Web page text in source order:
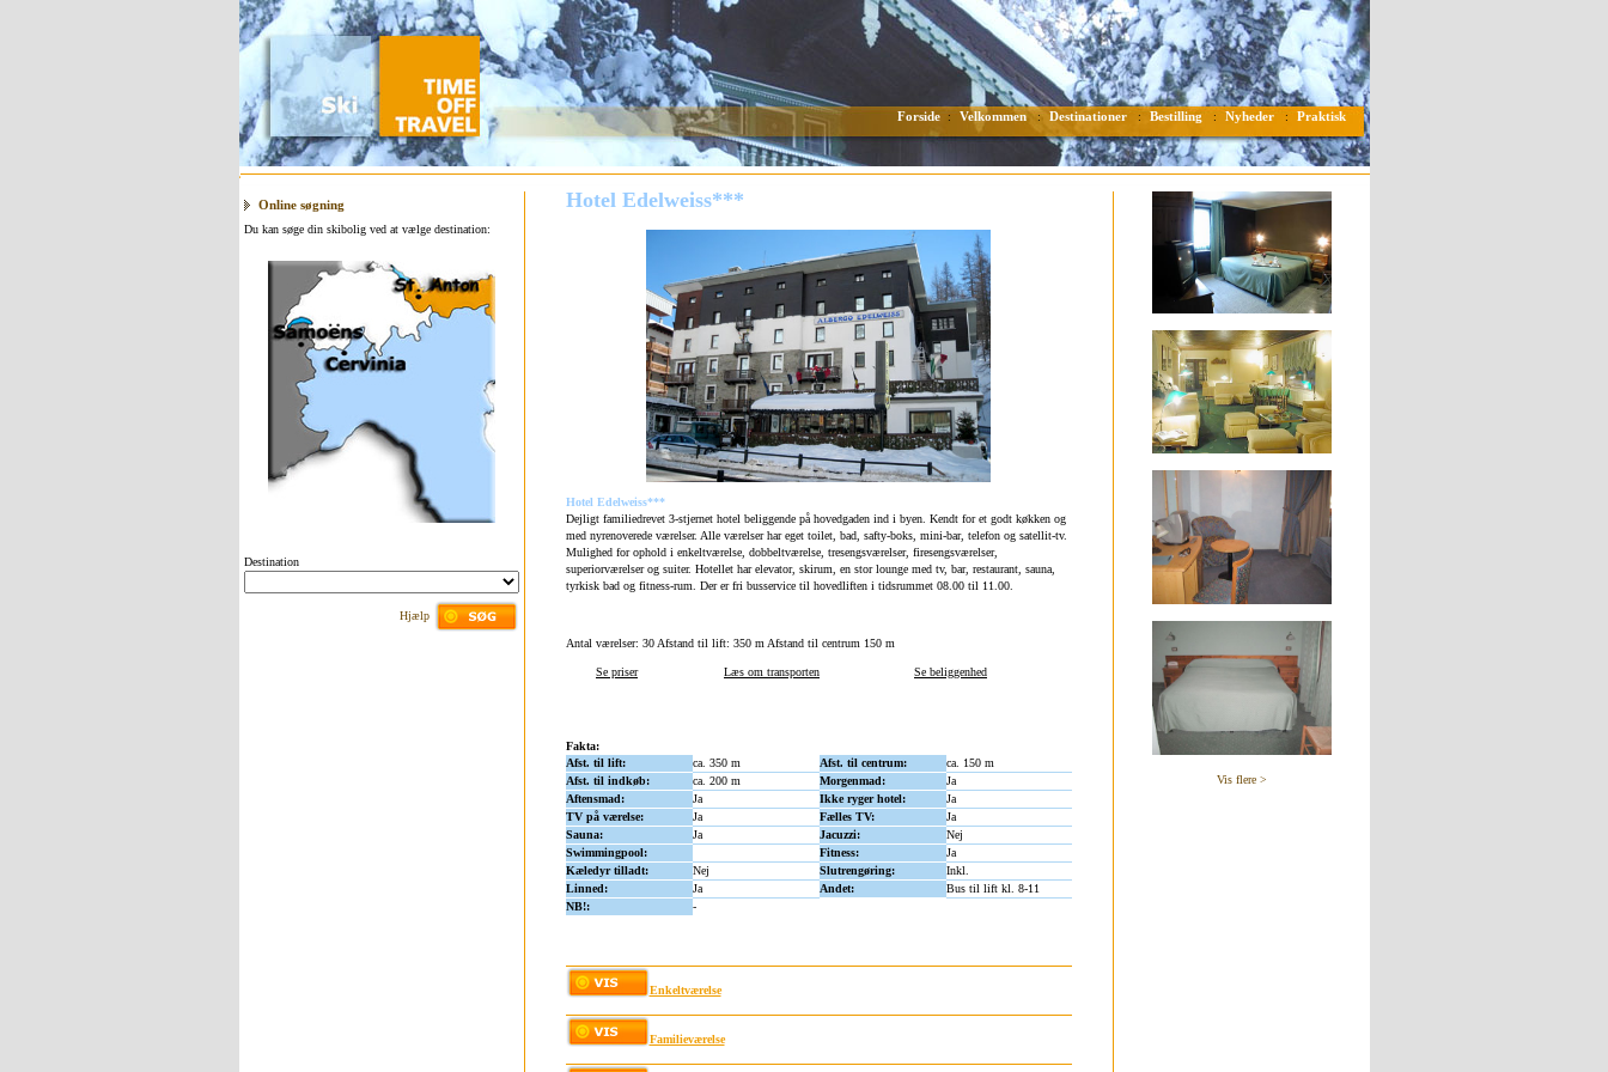
Forside: Velkommen: Destinationer: Bestilling : Nyheder: Praktisk
Online søgning
Du kan søge din skibolig ved at vælge destination:
Destination
Hjælp
Hotel Edelweiss***
Hotel Edelweiss***
Dejligt familiedrevet 3-stjernet hotel beliggende på hovedgaden ind i byen. Kendt for et godt køkken og
med nyrenoverede værelser. Alle værelser har eget toilet, bad, safty-boks, mini-bar, telefon og satellit-tv.
Mulighed for ophold i enkeltværelse, dobbeltværelse, tresengsværelser, firesengsværelser,
superiorværelser og suiter. Hotellet har elevator, skirum, en stor lounge med tv, bar, restaurant, sauna,
tyrkisk bad og fitness-rum. Der er fri busservice til hovedliften i tidsrummet 08.00 til 11.00.
Antal værelser: 30 Afstand til lift: 350 m Afstand til centrum 150 m
Se priser Læs om transporten Se beliggenhed
Fakta:
Afst. til lift:
ca. 350 m Afst. til centrum:
ca. 150 m
Afst. til indkøb:
ca. 200 m Morgenmad:
Ja
Aftensmad:
Ja Ikke ryger hotel:
Ja
TV på værelse:
Ja Fælles TV:
Ja
Sauna:
Ja Jacuzzi:
Nej
Swimmingpool:
Fitness:
Ja
Kæledyr tilladt:
Nej Slutrengøring:
Inkl.
Linned:
Ja Andet:
Bus til lift kl. 8-11
NB!:
-
Enkeltværelse
Familieværelse
Vis flere >